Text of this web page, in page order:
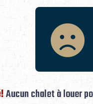
Aucun chalet à louer